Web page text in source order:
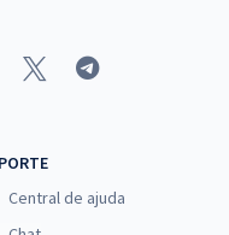
Central de ajuda